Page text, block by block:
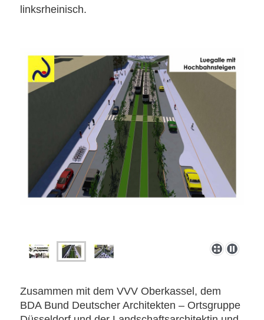
linksrheinisch.
Zusammen mit dem VVV Oberkassel, dem
BDA Bund Deutscher Architekten – Ortsgruppe